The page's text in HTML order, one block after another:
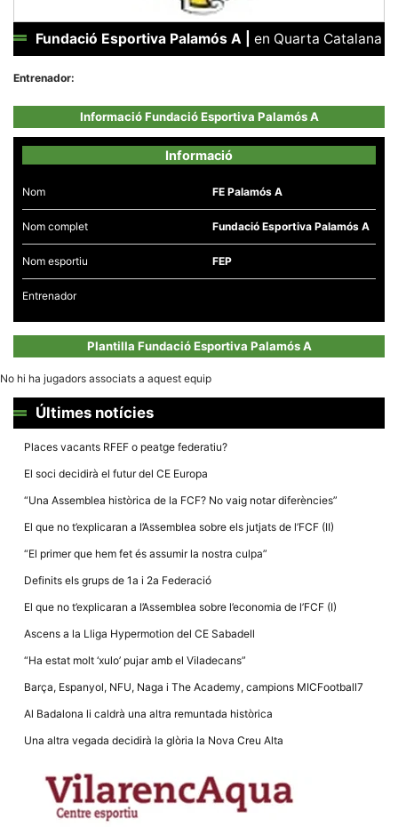
Fundació Esportiva Palamós A en Quarta Catalana
Entrenador:
Informació Fundació Esportiva Palamós A
Informació
Nom FE Palamós A
Nom complet Fundació Esportiva Palamós A
Nom esportiu FEP
Entrenador
Plantilla Fundació Esportiva Palamós A
No hi ha jugadors associats a aquest equip
Últimes notícies
Places vacants RFEF o peatge federatiu?
El soci decidirà el futur del CE Europa
“Una Assemblea històrica de la FCF? No vaig notar diferències”
El que no t’explicaran a l’Assemblea sobre els jutjats de l’FCF (II)
“El primer que hem fet és assumir la nostra culpa”
Definits els grups de 1a i 2a Federació
El que no t’explicaran a l’Assemblea sobre l’economia de l’FCF (I)
Ascens a la Lliga Hypermotion del CE Sabadell
“Ha estat molt ‘xulo’ pujar amb el Viladecans”
Barça, Espanyol, NFU, Naga i The Academy, campions MICFootball7
Al Badalona li caldrà una altra remuntada històrica
Una altra vegada decidirà la glòria la Nova Creu Alta
Necessàries
Aquestes
són
opcionals,
necessàries
funcionament
tècnic de la
dades
estadístiques
de manera
estructura.
d'usuari
components
nostre lloc web
permeten que el
bé com sigui
rebutja
cookies
funcionalitats
del lloc web.
Màrqueting
En compartir